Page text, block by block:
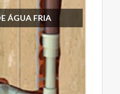
ÁGUA FRIA